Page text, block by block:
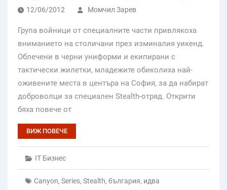
12/06/2012 Момчил Зарев
Група войници от специалните части привлякоха
вниманието на столичани през изминалия уикенд.
Облечени в черни униформи и екипирани с
тактически жилетки, младежите обиколиха най-
оживените места в центъра на София, за да набират
доброволци за специален Stealth-отряд. Открити
бяха повече от
ВИЖ ПОВЕЧЕ
IT Бизнес
Canyon, Series, Stealth, българия, идва